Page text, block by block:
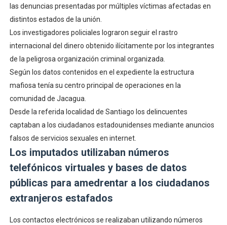
las denuncias presentadas por múltiples víctimas afectadas en
distintos estados de la unión.
Los investigadores policiales lograron seguir el rastro
internacional del dinero obtenido ilícitamente por los integrantes
de la peligrosa organización criminal organizada.
Según los datos contenidos en el expediente la estructura
mafiosa tenía su centro principal de operaciones en la
comunidad de Jacagua.
Desde la referida localidad de Santiago los delincuentes
captaban a los ciudadanos estadounidenses mediante anuncios
falsos de servicios sexuales en internet.
Los imputados utilizaban números
telefónicos virtuales y bases de datos
públicas para amedrentar a los ciudadanos
extranjeros estafados
Los contactos electrónicos se realizaban utilizando números